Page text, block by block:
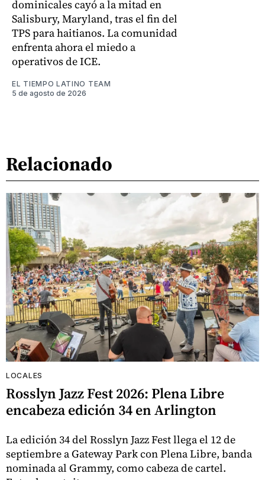
dominicales cayó a la mitad en
Salisbury, Maryland, tras el fin del
TPS para haitianos. La comunidad
enfrenta ahora el miedo a
operativos de ICE.
EL TIEMPO LATINO TEAM
5 de agosto de 2026
Relacionado
LOCALES
Rosslyn Jazz Fest 2026: Plena Libre
encabeza edición 34 en Arlington
La edición 34 del Rosslyn Jazz Fest llega el 12 de
septiembre a Gateway Park con Plena Libre, banda
nominada al Grammy, como cabeza de cartel.